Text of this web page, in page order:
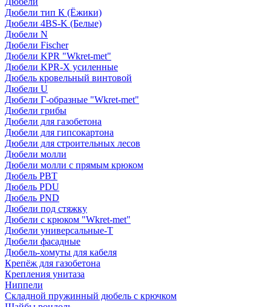
Дюбели тип К (Ёжики)
Дюбели 4BS-K (Белые)
Дюбели N
Дюбели Fischer
Дюбели KPR "Wkret-met"
Дюбели KPR-Х усиленные
Дюбель кровельный винтовой
Дюбели U
Дюбели Г-образные "Wkret-met"
Дюбели грибы
Дюбели для газобетона
Дюбели для гипсокартона
Дюбели для строительных лесов
Дюбели молли
Дюбели молли с прямым крюком
Дюбель PBT
Дюбель PDU
Дюбель PND
Дюбели под стяжку
Дюбели с крюком "Wkret-met"
Дюбели универсальные-Т
Дюбели фасадные
Дюбель-хомуты для кабеля
Крепёж для газобетона
Крепления унитаза
Ниппели
Складной пружинный дюбель с крючком